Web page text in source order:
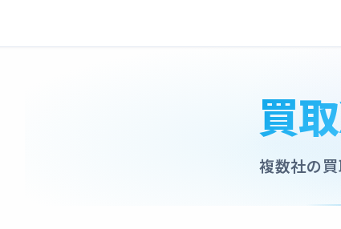
買
複数社の